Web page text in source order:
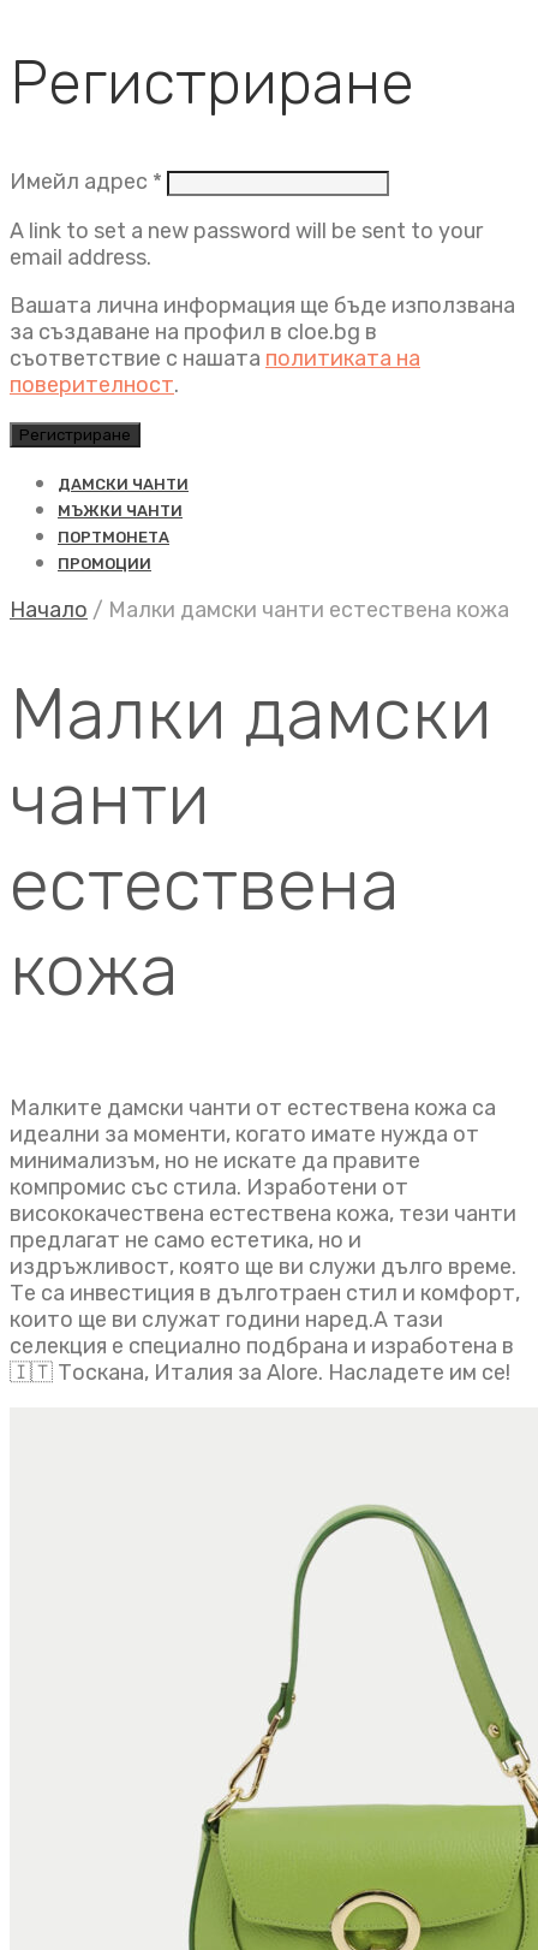
Регистриране
Имейл адрес * Задължително
A link to set a new password will be sent to your
email address.
Вашата лична информация ще бъде използвана
за създаване на профил в cloe.bg в
съответствие с нашата политиката на
поверителност.
Регистриране
ДАМСКИ ЧАНТИ
МЪЖКИ ЧАНТИ
ПОРТМОНЕТА
ПРОМОЦИИ
Начало / Малки дамски чанти естествена кожа
Малки дамски
чанти
естествена
кожа
Малките дамски чанти от естествена кожа са
идеални за моменти, когато имате нужда от
минимализъм, но не искате да правите
компромис със стила. Изработени от
висококачествена естествена кожа, тези чанти
предлагат не само естетика, но и
издръжливост, която ще ви служи дълго време.
Те са инвестиция в дълготраен стил и комфорт,
които ще ви служат години наред.А тази
селекция е специално подбрана и изработена в
🇮🇹 Тоскана, Италия за Alore. Насладете им се!